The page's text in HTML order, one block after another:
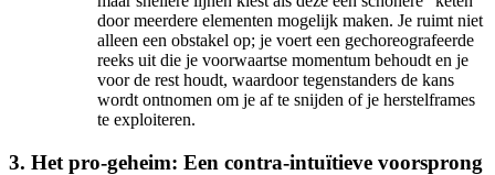
door meerdere elementen mogelijk maken. Je ruimt niet
alleen een obstakel op; je voert een gechoreografeerde
reeks uit die je voorwaartse momentum behoudt en je
voor de rest houdt, waardoor tegenstanders de kans
wordt ontnomen om je af te snijden of je herstelframes
te exploiteren.
3. Het pro-geheim: Een contra-intuïtieve voorsprong